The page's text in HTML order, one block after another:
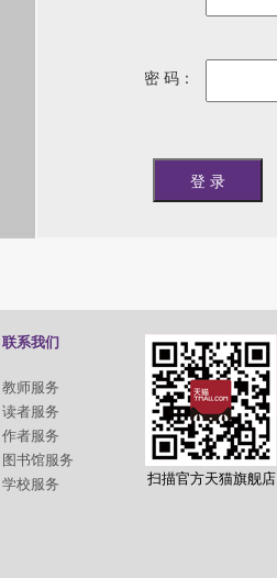
密 码：
联系我们
教师服务
读者服务
作者服务
图书馆服务
学校服务
扫描官方天猫旗舰店